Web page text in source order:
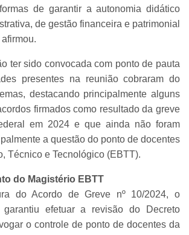
de garantir a autonomia didático
de gestão financeira e patrimonial
ter sido convocada com ponto de pauta
presentes na reunião cobraram do
destacando principalmente alguns
firmados como resultado da greve
em 2024 e que ainda não foram
a questão do ponto de docentes
Técnico e Tecnológico (EBTT).
do Magistério EBTT
do Acordo de Greve nº 10/2024, o
garantiu efetuar a revisão do Decreto
o controle de ponto de docentes da